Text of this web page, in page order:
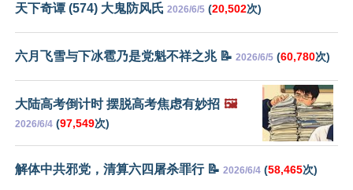
天下奇谭 (574) 大鬼防风氏 2026/6/5 (20,502次)
六月飞雪与下冰雹乃是党魁不祥之兆 📝 2026/6/5 (60,780次)
大陆高考倒计时 摆脱高考焦虑有妙招 🖼️
2026/6/4 (97,549次)
解体中共邪党，清算六四屠杀罪行 📝 2026/6/4 (58,465次)